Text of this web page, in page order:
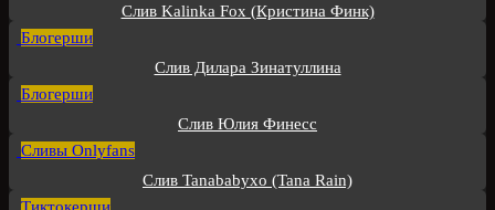
Слив Kalinka Fox (Кристина Финк)
Блогерши
Слив Дилара Зинатуллина
Блогерши
Слив Юлия Финесс
Сливы Onlyfans
Слив Tanababyxo (Tana Rain)